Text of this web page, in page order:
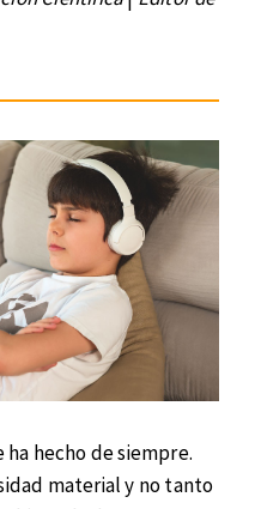
ha hecho de siempre.
material y no tanto